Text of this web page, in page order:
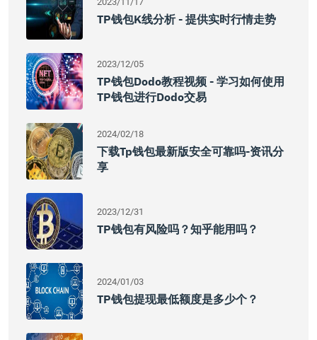
TP钱包K线分析 - 提供实时行情走势
2023/12/05
TP钱包Dodo教程视频 - 学习如何使用
TP钱包进行Dodo交易
2024/02/18
下载tp钱包最新版安全可靠吗-资讯分
享
2023/12/31
TP钱包有风险吗？知乎能用吗？
2024/01/03
TP钱包提现最低额度是多少个？